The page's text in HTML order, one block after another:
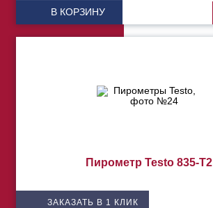
В КОРЗИНУ
Пирометр Testo 835-T2
ЗАКАЗАТЬ В 1 КЛИК